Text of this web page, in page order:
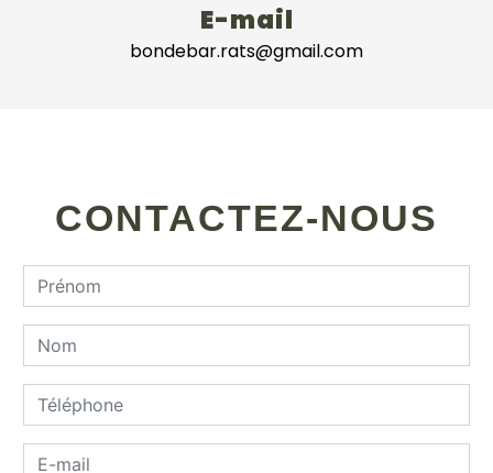
E-mail
bondebar.rats@gmail.com
CONTACTEZ-NOUS